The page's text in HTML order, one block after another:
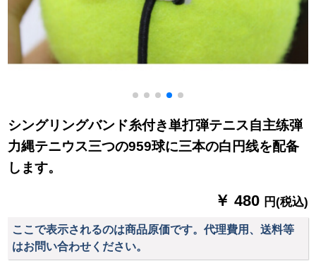
シングリングバンド糸付き単打弾テニス自主练弾
力縄テニウス三つの959球に三本の白円线を配备
します。
￥ 480 円(税込)
ここで表示されるのは商品原価です。代理費用、送料等
はお問い合わせください。